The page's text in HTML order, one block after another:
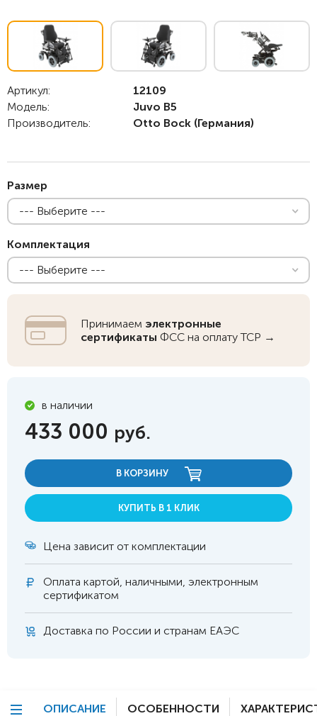
Артикул:
12109
Модель:
Juvo B5
Производитель:
Otto Bock (Германия)
Размер
--- Выберите ---
Комплектация
--- Выберите ---
Принимаем электронные
сертификаты ФСС на оплату ТСР →
в наличии
433 000 руб.
В КОРЗИНУ
КУПИТЬ В 1 КЛИК
Цена зависит от комплектации
Оплата картой, наличными, электронным
сертификатом
Доставка по России и странам ЕАЭС
ОПИСАНИЕ ОСОБЕННОСТИ